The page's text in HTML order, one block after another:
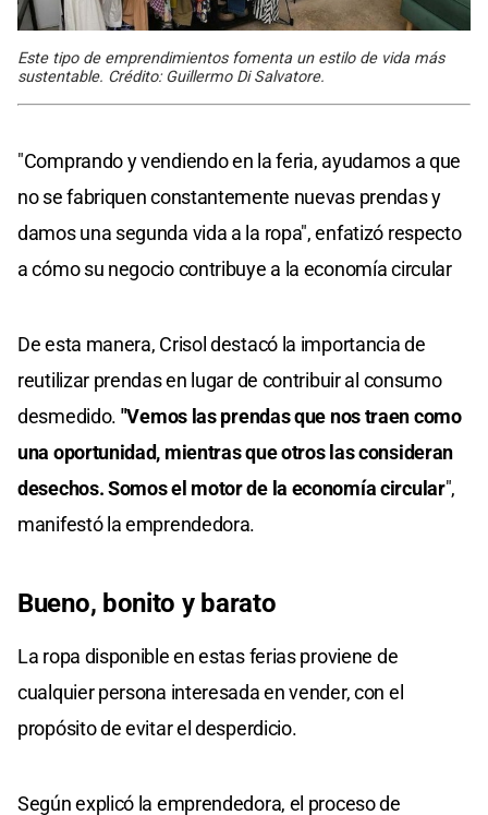
Este tipo de emprendimientos fomenta un estilo de vida más
sustentable. Crédito: Guillermo Di Salvatore.
"Comprando y vendiendo en la feria, ayudamos a que
no se fabriquen constantemente nuevas prendas y
damos una segunda vida a la ropa", enfatizó respecto
a cómo su negocio contribuye a la economía circular
De esta manera, Crisol destacó la importancia de
reutilizar prendas en lugar de contribuir al consumo
desmedido. "Vemos las prendas que nos traen como
una oportunidad, mientras que otros las consideran
desechos. Somos el motor de la economía circular",
manifestó la emprendedora.
Bueno, bonito y barato
La ropa disponible en estas ferias proviene de
cualquier persona interesada en vender, con el
propósito de evitar el desperdicio.
Según explicó la emprendedora, el proceso de